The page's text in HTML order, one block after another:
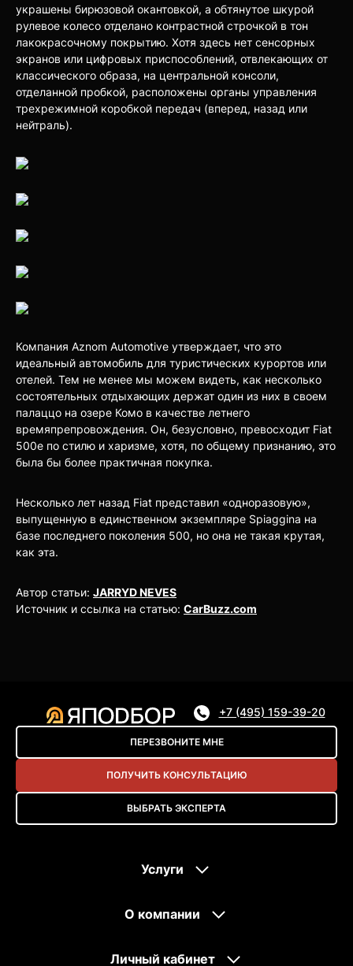
украшены бирюзовой окантовкой, а обтянутое шкурой
рулевое колесо отделано контрастной строчкой в тон
лакокрасочному покрытию. Хотя здесь нет сенсорных
экранов или цифровых приспособлений, отвлекающих от
классического образа, на центральной консоли,
отделанной пробкой, расположены органы управления
трехрежимной коробкой передач (вперед, назад или
нейтраль).
Компания Aznom Automotive утверждает, что это
идеальный автомобиль для туристических курортов или
отелей. Тем не менее мы можем видеть, как несколько
состоятельных отдыхающих держат один из них в своем
палаццо на озере Комо в качестве летнего
времяпрепровождения. Он, безусловно, превосходит Fiat
500e по стилю и харизме, хотя, по общему признанию, это
была бы более практичная покупка.
Несколько лет назад Fiat представил «одноразовую»,
выпущенную в единственном экземпляре Spiaggina на
базе последнего поколения 500, но она не такая крутая,
как эта.
Автор статьи: JARRYD NEVES
Источник и ссылка на статью: CarBuzz.com
+7 (495) 159-39-20
ПЕРЕЗВОНИТЕ МНЕ
ПОЛУЧИТЬ КОНСУЛЬТАЦИЮ
ВЫБРАТЬ ЭКСПЕРТА
Услуги
О компании
Личный кабинет